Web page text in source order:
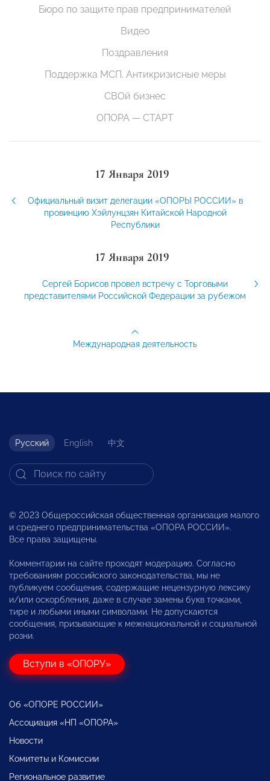
Бюро по защите прав предпринимателей
Видео
Поздравления
Поддержка МСП. Антикризисные меры
СВОй бизнес
ОПОРА — СТАРТ
17 Января 2019
Официальный визит делегации «ОПОРЫ РОССИИ» в
провинцию Хэйлунцзян Китайской Народной
Республики
17 Января 2019
Сергей Борисов провел встречу с Торговыми
представителями Российской Федерации за рубежом
Международная деятельность
Русский English 中文
© 2023 Общероссийская общественная организация малого
и среднего предпринимательства «ОПОРА РОССИИ».
Все права защищены.
Комментарии на сайте проходят модерацию. Согласно
требованиям российского законодательства, мы не
публикуем сообщения, содержащие нецензурную лексику
и/или оскорбления, даже в случае замены букв точками,
тире и любыми иными символами. Не допускаются
сообщения, призывающие к межнациональной и социальной
розни.
Вступи в «ОПОРУ»
Об «ОПОРЕ РОССИИ»
Ассоциация «НП «ОПОРА»
Новости
Комитеты и Комиссии
Региональное развитие